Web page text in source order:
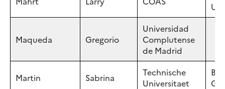
Maqueda Gregorio
Universidad
Complutense
de Madrid
Martin Sabrina
Technische
Universitaet
GE